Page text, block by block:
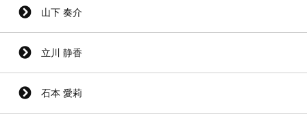
山下 奏介
立川 静香
石本 愛莉